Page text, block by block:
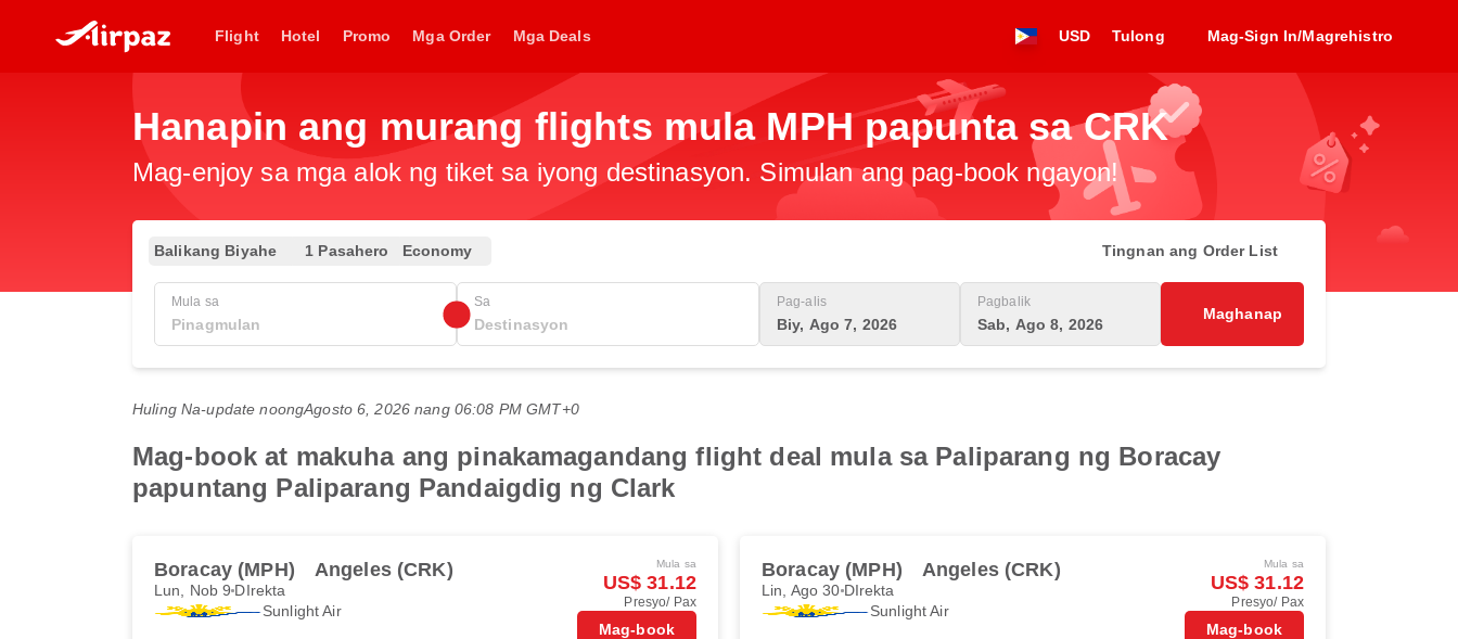
Flight Hotel Promo Mga Order Mga Deals USD Tulong Mag-Sign In/Magrehistro
Hanapin ang murang flights mula MPH papunta sa CRK
Mag-enjoy sa mga alok ng tiket sa iyong destinasyon. Simulan ang pag-book ngayon!
Balikang Biyahe 1 Pasahero Economy Tingnan ang Order List
Mula sa Sa Pag-alis
Biy, Ago 7, 2026
Pagbalik
Sab, Ago 8, 2026
Maghanap
Huling Na-update noongAgosto 6, 2026 nang 06:08 PM GMT+0
Mag-book at makuha ang pinakamagandang flight deal mula sa Paliparang ng Boracay
papuntang Paliparang Pandaigdig ng Clark
Boracay (MPH) Angeles (CRK)
Lun, Nob 9 DIrekta
Sunlight Air
Mula sa
US$ 31.12
Presyo/ Pax
Mag-book
Boracay (MPH) Angeles (CRK)
Lin, Ago 30 DIrekta
Sunlight Air
Mula sa
US$ 31.12
Presyo/ Pax
Mag-book